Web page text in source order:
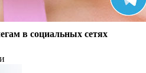
в социальных сетях